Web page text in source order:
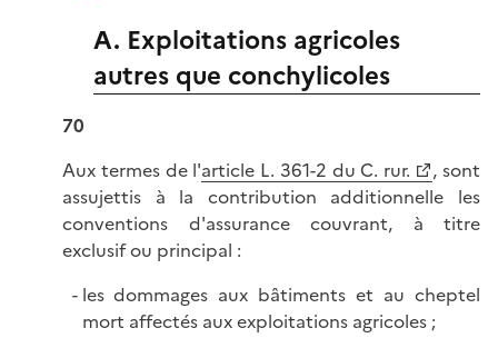
A. Exploitations agricoles
autres que conchylicoles
70
Aux termes de l'article L. 361-2 du C. rur.
, sont
assujettis à la contribution additionnelle les
conventions d'assurance couvrant, à titre
exclusif ou principal :
les dommages aux bâtiments et au cheptel
mort affectés aux exploitations agricoles ;